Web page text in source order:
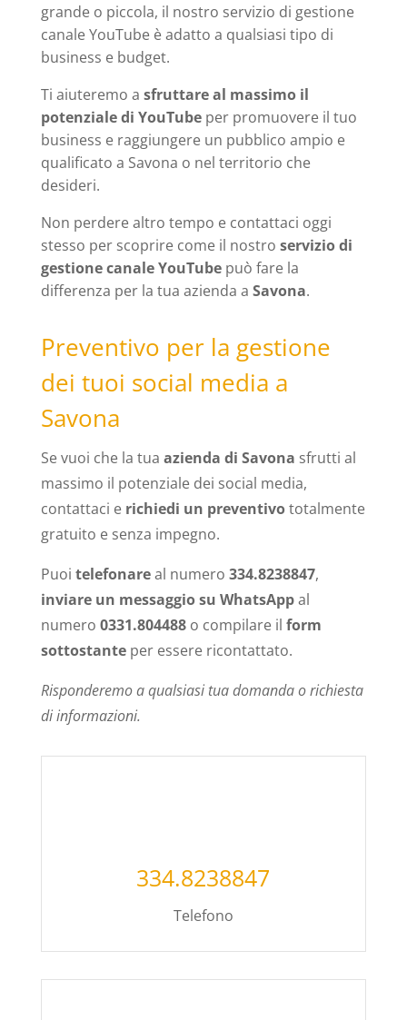
grande o piccola, il nostro servizio di gestione
canale YouTube è adatto a qualsiasi tipo di
business e budget.
Ti aiuteremo a sfruttare al massimo il
potenziale di YouTubeper promuovere il tuo
business e raggiungere un pubblico ampio e
qualificato a Savona o nel territorio che
desideri.
Non perdere altro tempo e contattaci oggi
stesso per scoprire come il nostro servizio di
gestione canale YouTubepuò fare la
differenza per la tua azienda a Savona.
Preventivo per la gestione
dei tuoi social media a
Savona
Se vuoi che la tua azienda di Savona sfrutti al
massimo il potenziale dei social media,
contattaci e richiedi un preventivototalmente
gratuito e senza impegno.
Puoi telefonareal numero 334.8238847,
inviare un messaggio su WhatsAppal
numero 0331.804488o compilare il form
sottostanteper essere ricontattato.
Risponderemo a qualsiasi tua domanda o richiesta
di informazioni.
334.8238847
Telefono